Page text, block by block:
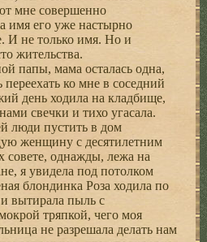
мне совершенно
имя его уже настырно
И не только имя. Но и
жительства.
папы, мама осталась одна,
переехать ко мне в соседний
день ходила на кладбище,
свечки и тихо угасала.
люди пустить в дом
женщину с десятилетним
совете, однажды, лежа на
я увидела под потолком
блондинка Роза ходила по
вытирала пыль с
тряпкой, чего моя
не разрешала делать нам